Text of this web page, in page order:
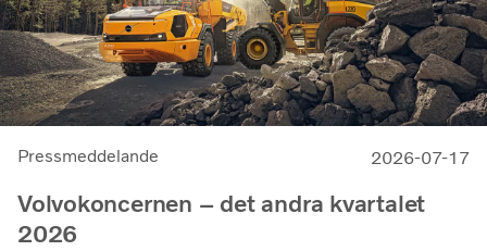
Pressmeddelande 2026-07-17
Volvokoncernen – det andra kvartalet
2026